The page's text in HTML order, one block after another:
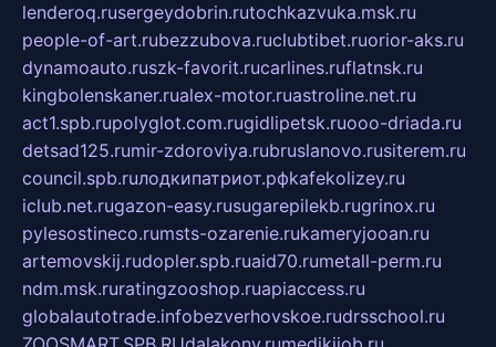
lenderoq.rusergeydobrin.rutochkazvuka.msk.ru
people-of-art.rubezzubova.ruclubtibet.ruorior-aks.ru
dynamoauto.ruszk-favorit.rucarlines.ruflatnsk.ru
kingbolenskaner.rualex-motor.ruastroline.net.ru
act1.spb.rupolyglot.com.rugidlipetsk.ruooo-driada.ru
detsad125.rumir-zdoroviya.rubruslanovo.rusiterem.ru
council.spb.ruлодкипатриот.рфkafekolizey.ru
iclub.net.rugazon-easy.rusugarepilekb.rugrinox.ru
pylesostineco.rumsts-ozarenie.rukameryjooan.ru
artemovskij.rudopler.spb.ruaid70.rumetall-perm.ru
ndm.msk.ruratingzooshop.ruapiaccess.ru
globalautotrade.infobezverhovskoe.rudrsschool.ru